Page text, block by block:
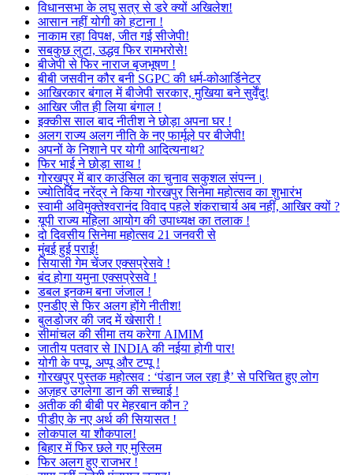
विधानसभा के लघु सत्र से डरे क्यों अखिलेश!
आसान नहीं योगी को हटाना !
नाकाम रहा विपक्ष, जीत गई सीजेपी!
सबकुछ लुटा, उद्धव फिर रामभरोसे!
बीजेपी से फिर नाराज बृजभूषण !
बीबी जसवीन कौर बनी SGPC की धर्म-कोआर्डिनेटर
आखिरकार बंगाल में बीजेपी सरकार, मुखिया बने सुर्वेंदु!
आखिर जीत ही लिया बंगाल !
इक्कीस साल बाद नीतीश ने छोड़ा अपना घर !
अलग राज्य अलग नीति के नए फार्मूले पर बीजेपी!
अपनों के निशाने पर योगी आदित्यनाथ?
फिर भाई ने छोड़ा साथ !
गोरखपुर में बार काउंसिल का चुनाव सकुशल संपन्न।
ज्योतिर्विद नरेंद्र ने किया गोरखपुर सिनेमा महोत्सव का शुभारंभ
स्वामी अविमुक्तेश्वरानंद विवाद पहले शंकराचार्य अब नहीं, आखिर क्यों ?
यूपी राज्य महिला आयोग की उपाध्यक्ष का तलाक !
दो दिवसीय सिनेमा महोत्सव 21 जनवरी से
मुंबई हुई पराई!
सियासी गेम चेंजर एक्सप्रेसवे !
बंद होगा यमुना एक्सप्रेसवे !
डबल इनकम बना जंजाल !
एनडीए से फिर अलग होंगे नीतीश!
बुलडोजर की जद में खेसारी !
सीमांचल की सीमा तय करेगा AIMIM
जातीय पतवार से INDIA की नईया होगी पार!
योगी के पप्पू, अप्पू और टप्पू !
गोरखपुर पुस्तक महोत्सव : ‘पंडान जल रहा है’ से परिचित हुए लोग
अज़हर उगलेगा डान की सच्चाई !
अतीक की बीबी पर मेहरबान कौन ?
पीडीए के नए अर्थ की सियासत !
लोकपाल या शौकपाल!
बिहार में फिर छले गए मुस्लिम
फिर अलग हुए राजभर !